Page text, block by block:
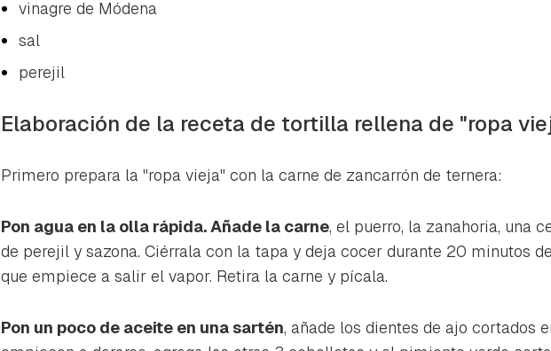
vinagre de Módena
sal
perejil
Elaboración de la receta de tortilla rellena de "ropa
Primero prepara la "ropa vieja" con la carne de zancarrón de ternera:
Pon agua en la olla rápida. Añade la carne, el puerro, la zanahoria, una
de perejil y sazona. Ciérrala con la tapa y deja cocer durante 20 minutos
que empiece a salir el vapor. Retira la carne y pícala.
Pon un poco de aceite en una sartén, añade los dientes de ajo cortados